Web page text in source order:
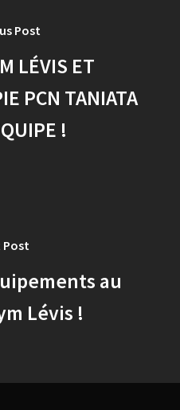
Post
LÉVIS ET
PCN TANIATA
!
Post
au
Lévis !